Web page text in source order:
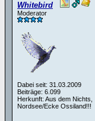
Whitebird
Moderator
Dabei seit: 31.03.2009
Beiträge: 6.099
Herkunft: Aus dem Nichts,
Nordsee/Ecke Ossiland!!!